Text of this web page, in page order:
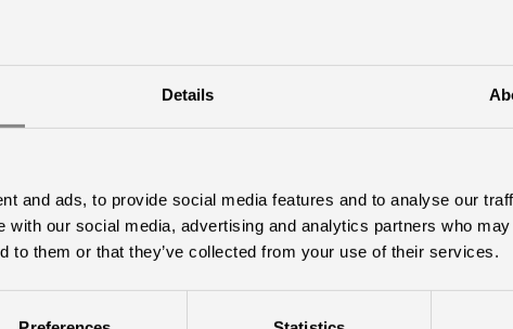
Details
and ads, to provide social media features and to analyse our
with our social media, advertising and analytics partners who
to them or that they’ve collected from your use of their services.
grönt och rött ljus.
och mycket tydliga i det gröna och röda ljuset,
in i flera ljuszoner. Det gröna ljuset bakom
minimerar reflektion och får ögat att slappna av.